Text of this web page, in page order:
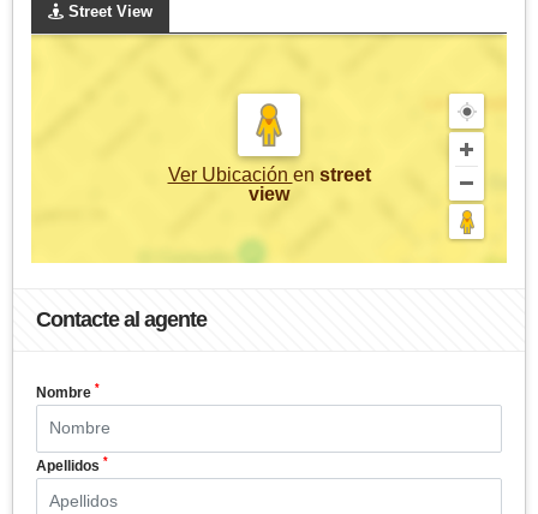
Street View
Ver Ubicación en street
view
Contacte al agente
Nombre *
Apellidos *